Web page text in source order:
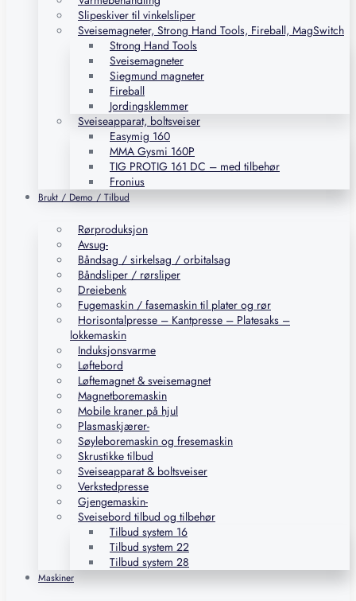
Slipeskiver til vinkelsliper
Sveisemagneter, Strong Hand Tools, Fireball, MagSwitch
Strong Hand Tools
Sveisemagneter
Siegmund magneter
Fireball
Jordingsklemmer
Sveiseapparat, boltsveiser
Easymig 160
MMA Gysmi 160P
TIG PROTIG 161 DC – med tilbehør
Fronius
Brukt / Demo / Tilbud
Rørproduksjon
Avsug-
Båndsag / sirkelsag / orbitalsag
Båndsliper / rørsliper
Dreiebenk
Fugemaskin / fasemaskin til plater og rør
Horisontalpresse – Kantpresse – Platesaks –
lokkemaskin
Induksjonsvarme
Løftebord
Løftemagnet & sveisemagnet
Magnetboremaskin
Mobile kraner på hjul
Plasmaskjærer-
Søyleboremaskin og fresemaskin
Skrustikke tilbud
Sveiseapparat & boltsveiser
Verkstedpresse
Gjengemaskin-
Sveisebord tilbud og tilbehør
Tilbud system 16
Tilbud system 22
Tilbud system 28
Maskiner